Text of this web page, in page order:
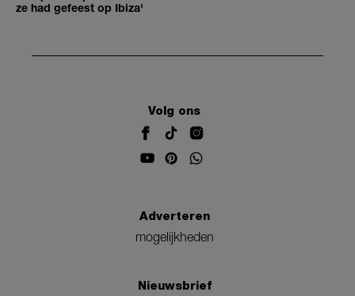
ze had gefeest op Ibiza'
Volg ons
Adverteren
mogelijkheden
Nieuwsbrief